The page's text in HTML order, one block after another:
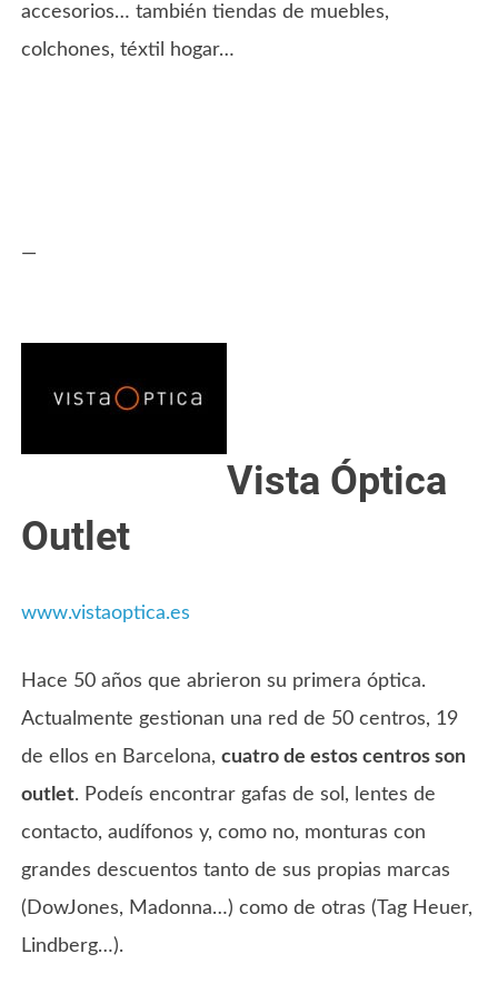
accesorios… también tiendas de muebles,
colchones, téxtil hogar…
—
Vista Óptica
Outlet
www.vistaoptica.es
Hace 50 años que abrieron su primera óptica.
Actualmente gestionan una red de 50 centros, 19
de ellos en Barcelona,cuatro de estos centros son
outlet. Podeís encontrar gafas de sol, lentes de
contacto, audífonos y, como no, monturas con
grandes descuentos tanto de sus propias marcas
(DowJones, Madonna…) como de otras (Tag Heuer,
Lindberg…).